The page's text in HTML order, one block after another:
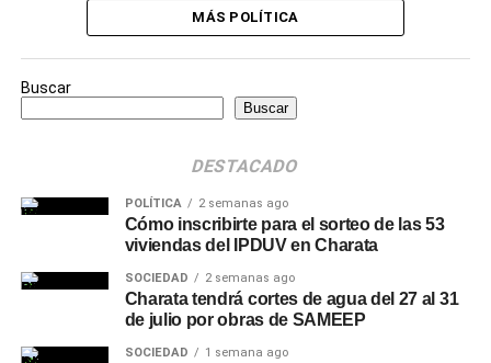
MÁS POLÍTICA
Buscar
Buscar
DESTACADO
POLÍTICA 2 semanas ago
Cómo inscribirte para el sorteo de las 53
viviendas del IPDUV en Charata
SOCIEDAD 2 semanas ago
Charata tendrá cortes de agua del 27 al 31
de julio por obras de SAMEEP
SOCIEDAD 1 semana ago